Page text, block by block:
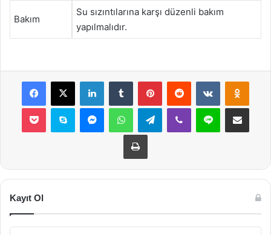
Bakım
Su sızıntılarına karşı düzenli bakım
yapılmalıdır.
Facebook
X LinkedInTumblr PinterestReddit VKontakte
Pocket Skype MessengerWhatsAppTelegramViber Line E-Posta ile
Yazdır
Kayıt Ol